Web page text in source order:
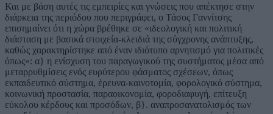
Και με βάση αυτές τις εμπειρίες και γνώσεις που απέκτησε στην
διάρκεια της περιόδου που περιγράφει, ο Τάσος Γαννίτσης
επισημαίνει ότι η χώρα βρέθηκε σε «ιδεολογική και πολιτική
διάσταση με βασικά στοιχεία-κλειδιά της σύγχρονης ανάπτυξης,
καθώς χαρακτηρίστηκε από έναν ιδιότυπο αρνητισμό για πολιτικές
όπως»: α} η ενίσχυση του παραγωγικού της συστήματος μέσα από
μεταρρυθμίσεις ενός ευρύτερου φάσματος σχέσεων, όπως
εκπαιδευτικό σύστημα, έρευνα-καινοτομία, φορολογικό σύστημα,
κοινωνική προστασία, παραοικονομία, φοροδιαφυγή, επίτευξη
εύκολου κέρδους και προσόδων, β}. αναπροσανατολισμός των